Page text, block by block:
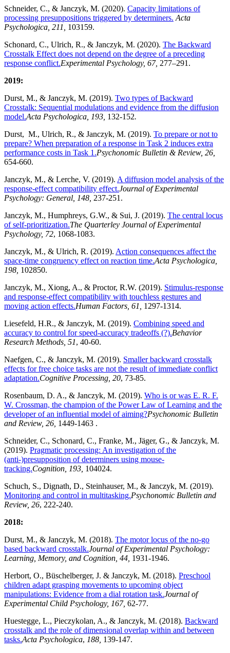
Schneider, C., & Janczyk, M. (2020). Capacity limitations of
processing presuppositions triggered by determiners. Acta
Psychologica, 211, 103159.
Schonard, C., Ulrich, R., & Janczyk, M. (2020). The Backward
Crosstalk Effect does not depend on the degree of a preceding
response conflict.Experimental Psychology, 67, 277–291.
2019:
Durst, M., & Janczyk, M. (2019). Two types of Backward
Crosstalk: Sequential modulations and evidence from the diffusion
model.Acta Psychologica, 193, 132-152.
Durst, M., Ulrich, R., & Janczyk, M. (2019). To prepare or not to
prepare? When preparation of a response in Task 2 induces extra
performance costs in Task 1.Psychonomic Bulletin & Review, 26,
654-660.
Janczyk, M., & Lerche, V. (2019). A diffusion model analysis of the
response-effect compatibility effect.Journal of Experimental
Psychology: General, 148, 237-251.
Janczyk, M., Humphreys, G.W., & Sui, J. (2019). The central locus
of self-prioritization.The Quarterley Journal of Experimental
Psychology, 72, 1068-1083.
Janczyk, M., & Ulrich, R. (2019). Action consequences affect the
space-time congruency effect on reaction time.Acta Psychologica,
198, 102850.
Janczyk, M., Xiong, A., & Proctor, R.W. (2019). Stimulus-response
and response-effect compatibility with touchless gestures and
moving action effects.Human Factors, 61, 1297-1314.
Liesefeld, H.R., & Janczyk, M. (2019). Combining speed and
accuracy to control for speed-accuracy tradeoffs (?).Behavior
Research Methods, 51, 40-60.
Naefgen, C., & Janczyk, M. (2019). Smaller backward crosstalk
effects for free choice tasks are not the result of immediate conflict
adaptation.Cognitive Processing, 20, 73-85.
Rosenbaum, D. A., & Janczyk, M. (2019). Who is or was E. R. F.
W. Crossman, the champion of the Power Law of Learning and the
developer of an influential model of aiming?Psychonomic Bulletin
and Review, 26, 1449-1463 .
Schneider, C., Schonard, C., Franke, M., Jäger, G., & Janczyk, M.
(2019). Pragmatic processing: An investigation of the
(anti-)presupposition of determiners using mouse-
tracking.Cognition, 193, 104024.
Schuch, S., Dignath, D., Steinhauser, M., & Janczyk, M. (2019).
Monitoring and control in multitasking.Psychonomic Bulletin and
Review, 26, 222-240.
2018:
Durst, M., & Janczyk, M. (2018). The motor locus of the no-go
based backward crosstalk.Journal of Experimental Psychology:
Learning, Memory, and Cognition, 44, 1931-1946.
Herbort, O., Büschelberger, J. & Janczyk, M. (2018). Preschool
children adapt grasping movements to upcoming object
manipulations: Evidence from a dial rotation task.Journal of
Experimental Child Psychology, 167, 62-77.
Huestegge, L., Pieczykolan, A., & Janczyk, M. (2018). Backward
crosstalk and the role of dimensional overlap within and between
tasks.Acta Psychologica, 188, 139-147.